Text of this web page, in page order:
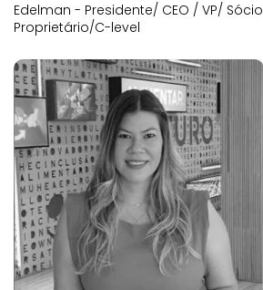
Edelman - Presidente/ CEO / VP/ Sócio
Proprietário/C-level